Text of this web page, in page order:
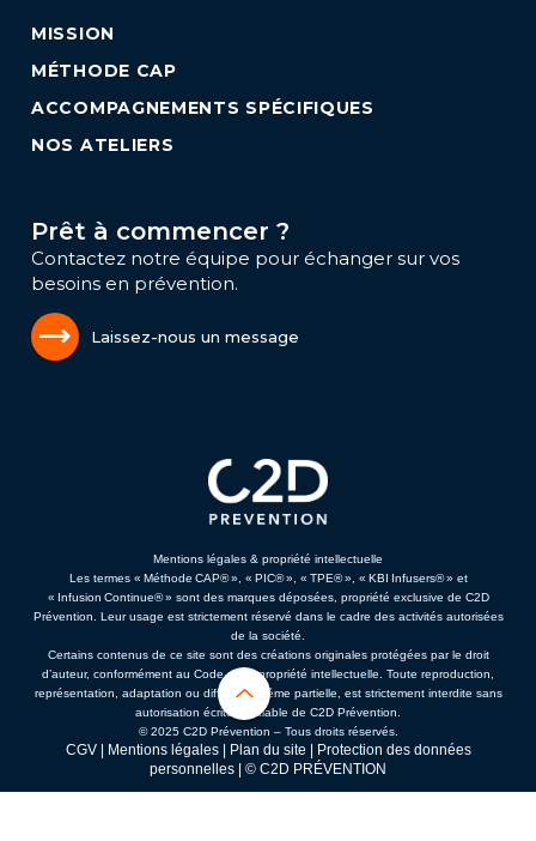
MISSION
MÉTHODE CAP
ACCOMPAGNEMENTS SPÉCIFIQUES
NOS ATELIERS
Prêt à commencer ?
Contactez notre équipe pour échanger sur vos
besoins en prévention.
Laissez-nous un message
Mentions légales & propriété intellectuelle
Les termes « Méthode CAP® », « PIC® », « TPE® », « KBI Infusers® » et
« Infusion Continue® » sont des marques déposées, propriété exclusive de C2D
Prévention. Leur usage est strictement réservé dans le cadre des activités autorisées
de la société.
Certains contenus de ce site sont des créations originales protégées par le droit
d’auteur, conformément au Code de la propriété intellectuelle. Toute reproduction,
représentation, adaptation ou diffusion, même partielle, est strictement interdite sans
autorisation écrite préalable de C2D Prévention.
© 2025 C2D Prévention – Tous droits réservés.
CGV| Mentions légales| Plan du site
Protection des données
personnelles | © C2D PRÉVENTION